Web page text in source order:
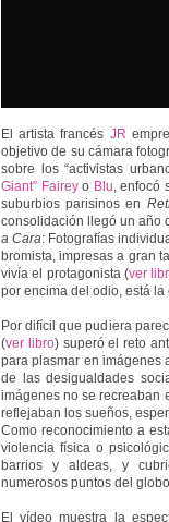
El artista francés JR
objetivo de su cámara
sobre los “activistas
Giant” Faireyo Blu, enfocó
suburbios parisinos en
consolidación llegó un año
a Cara: Fotografías
bromista, impresas a gran
vivía el protagonista (ver
por encima del odio, está
Por difícil que pudiera
(ver libro) superó el reto
para plasmar en imágenes
de las desigualdades
imágenes no se recreaban
reflejaban los sueños,
Como reconocimiento a
violencia física o
barrios y aldeas, y
numerosos puntos del
El vídeo muestra la